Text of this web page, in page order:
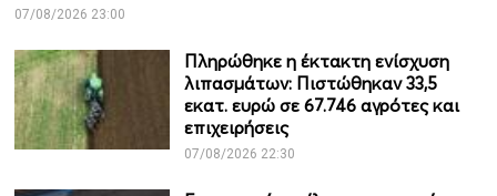
07/08/2026 23:00
Πληρώθηκε η έκτακτη ενίσχυση
λιπασμάτων: Πιστώθηκαν 33,5
εκατ. ευρώ σε 67.746 αγρότες και
επιχειρήσεις
07/08/2026 22:30